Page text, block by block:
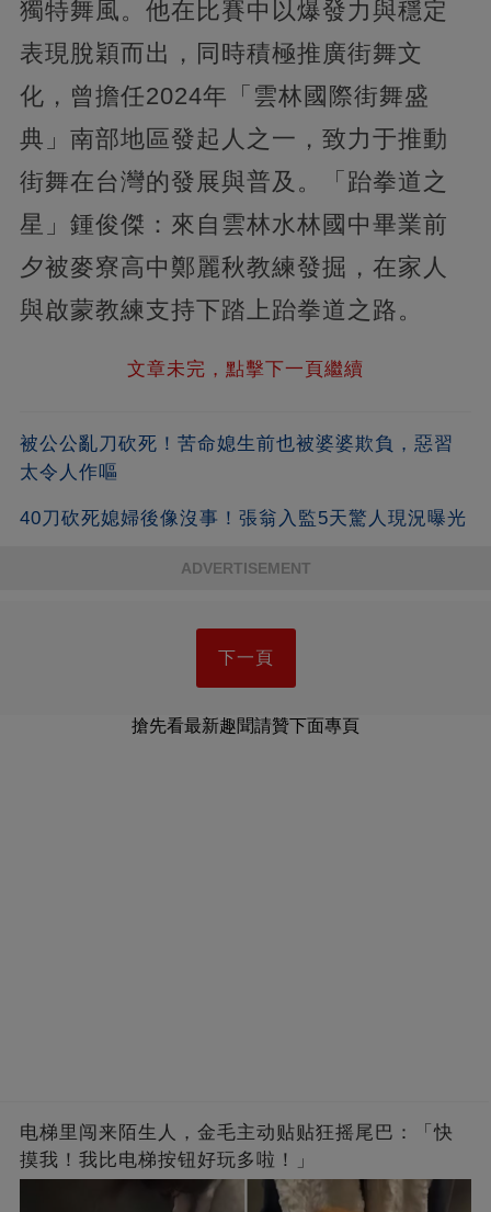
獨特舞風。他在比賽中以爆發力與穩定
表現脫穎而出，同時積極推廣街舞文
化，曾擔任2024年「雲林國際街舞盛
典」南部地區發起人之一，致力于推動
街舞在台灣的發展與普及。「跆拳道之
星」鍾俊傑：來自雲林水林國中畢業前
夕被麥寮高中鄭麗秋教練發掘，在家人
與啟蒙教練支持下踏上跆拳道之路。
文章未完，點擊下一頁繼續
被公公亂刀砍死！苦命媳生前也被婆婆欺負，惡習
太令人作嘔
40刀砍死媳婦後像沒事！張翁入監5天驚人現況曝光
ADVERTISEMENT
下一頁
搶先看最新趣聞請贊下面專頁
电梯里闯来陌生人，金毛主动贴贴狂摇尾巴：「快
摸我！我比电梯按钮好玩多啦！」